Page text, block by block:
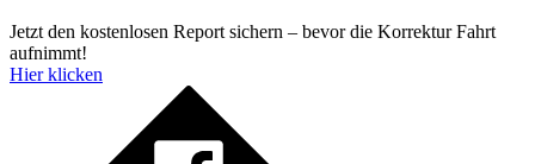
Jetzt den kostenlosen Report sichern – bevor die Korrektur Fahrt
aufnimmt!
Hier klicken